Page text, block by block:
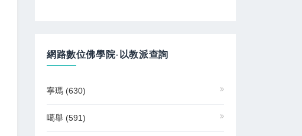
網路數位佛學院-以教派查詢
寧瑪 (630)
噶舉 (591)